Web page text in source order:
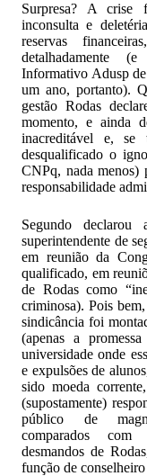
Surpresa? A crise
inconsulta e
reservas
detalhadamente
Informativo Adusp
um ano, portanto).
gestão Rodas
momento, e ainda
inacreditável e,
desqualificado o
CNPq, nada menos)
responsabilidade
Segundo
superintendente de
em reunião da
qualificado, em
de Rodas como
criminosa). Pois
sindicância foi
(apenas a
universidade onde
e expulsões de
sido moeda
(supostamente)
público de
comparados com
desmandos de
função de conselheiro